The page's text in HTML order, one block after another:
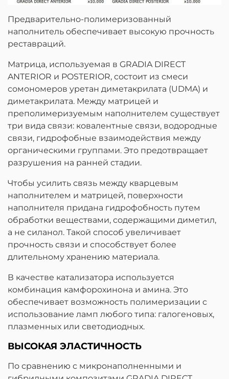
Предварительно-полимеризованный
наполнитель обеспечивает высокую прочность
реставраций.
Матрица, используемая в GRADIA DIRECT
ANTERIOR и POSTERIOR, состоит из смеси
сомономеров уретан диметакрилата (UDMA) и
диметакрилата. Между матрицей и
преполимеризуемым наполнителем существует
три вида связи: ковалентные связи, водородные
связи, гидрофобные взаимодействия между
органическими группами. Это предотвращает
разрушения на ранней стадии.
Чтобы усилить связь между кварцевым
наполнителем и матрицей, поверхности
наполнителя придана гидрофобность путем
обработки веществами, содержащими диметил,
а не силанол. Такой способ увеличивает
прочность связи и способствует более
длительному хранению материала.
В качестве катализатора используется
комбинация камфорохинона и амина. Это
обеспечивает возможность полимеризации с
использование ламп любого типа: галогеновых,
плазменных или светодиодных.
ВЫСОКАЯ ЭЛАСТИЧНОСТЬ
По сравнению с микронаполненными и